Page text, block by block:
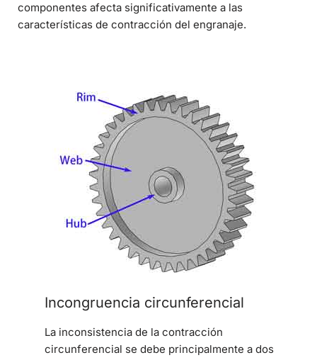
componentes afecta significativamente a las
características de contracción del engranaje.
Incongruencia circunferencial
La inconsistencia de la contracción
circunferencial se debe principalmente a dos